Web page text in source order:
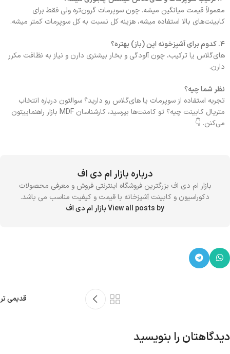
معمولاً قیمت میانگین میشه. چون سوپرمات گرون‌تره ولی فقط برای
کابینت‌های بالا استفاده میشه، هزینه کل نسبت به کل سوپرمات کمتر میشه.
۴. کدوم برای آشپزخونه اپن (باز) بهتره؟
های‌گلاس یا ترکیب، چون آلودگی و بخار بیشتری دارن و نیاز به نظافت مکرر
دارن.
نظر شما چیه؟
تجربه استفاده از سوپرمات یا های‌گلاس رو دارید؟ سوالتون درباره انتخاب
متریال کابینت چیه؟ تو کامنت‌ها بپرسید، کارشناسان MDF بازار راهنماییتون
می‌کنن. 👇
درباره بازار ام دی اف
بازار ام دی اف بزرگترین فروشگاه اینترنتی فروش و معرفی محصولات
دکوراسیون و کابینت آشپزخانه با قیمت و کیفیت مناسب می باشد.
View all posts by بازار ام دی اف
قدیمی تر
دیدگاهتان را بنویسید